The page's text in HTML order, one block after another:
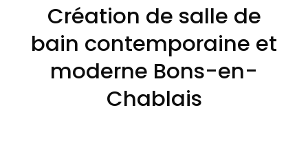
Création de salle de
bain contemporaine et
moderne Bons-en-
Chablais